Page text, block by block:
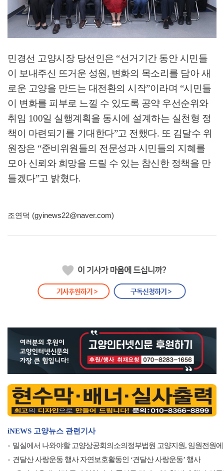
민경선 고양시장 당선인은 “선거기간 동안 시민들
이 보내주신 뜨거운 성원 , 변화의 목소리를 담아 새
로운 고양을 만드는 대전환의 시작”이라며 “시민들
이 변화를 피부로 느낄 수 있도록 공약 우선순위와
취임 100일 실행계획을 동시에 설계하는 실천형 정
책이 마련되기를 기대한다”고 전했다. 또 김달수 위
원장은 “준비위원들의 전문성과 시민들의 지혜를
모아 신뢰와 희망을 드릴 수 있는 참신한 정책을 만
들겠다”고 밝혔다.
조연덕 (gyinews22@naver.com)
iNEWS 고양뉴스 관련기사
밀실에서 나와야할 고양상공회의소의정부법원 고양지원, 임원전원
견달산 사랑운동 행사 자연보호활동인 ‘견달산 사랑운동’ 행사